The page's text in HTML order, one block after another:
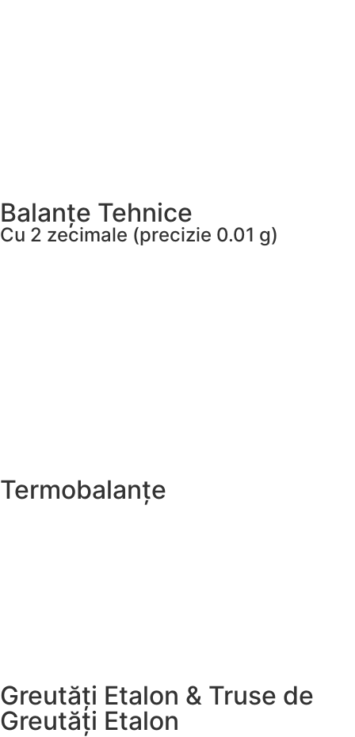
Balanțe Tehnice
Cu 2 zecimale (precizie 0.01 g)
Termobalanțe
Greutăți Etalon & Truse de
Greutăți Etalon